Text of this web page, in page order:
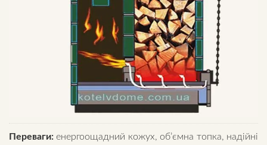
Переваги: енергоощадний кожух, об’ємна топка, надійні